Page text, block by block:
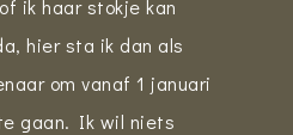
ik haar stokje kan
hier sta ik dan als
om vanaf 1 januari
gaan. Ik wil niets